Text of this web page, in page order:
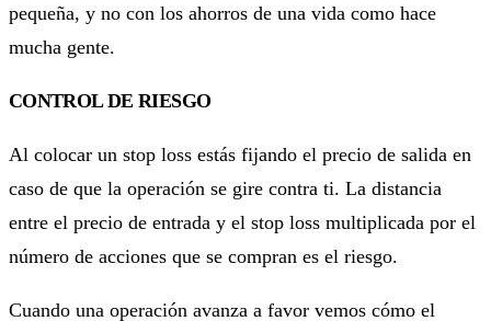
pequeña, y no con los ahorros de una vida como hace
mucha gente.
CONTROL DE RIESGO
Al colocar un stop loss estás fijando el precio de salida en
caso de que la operación se gire contra ti. La distancia
entre el precio de entrada y el stop loss multiplicada por el
número de acciones que se compran es el riesgo.
Cuando una operación avanza a favor vemos cómo el